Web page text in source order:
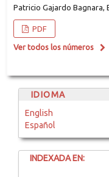
Patricio Gajardo Bagnara,
PDF
Ver todos los números
IDIOMA
English
Español
INDEXADA EN: